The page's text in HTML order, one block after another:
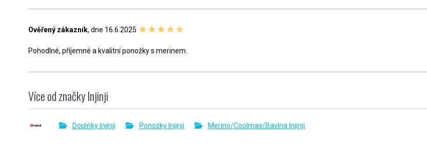
Ověřený zákazník, dne 16.6.2025
Pohodlné, příjemné a kvalitní ponožky s merinem.
Více od značky Injinji
Doplňky Injinji Ponožky Injinji Merino/Coolmax/Bavlna Injinji